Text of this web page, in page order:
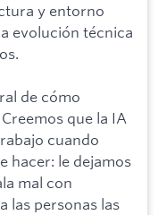
y entorno
evolución técnica
de cómo
que la IA
cuando
hacer: le dejamos
mal con
las personas las